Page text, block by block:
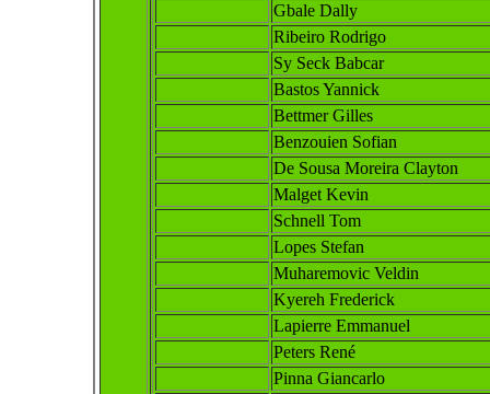
Gbale Dally
Ribeiro Rodrigo
Sy Seck Babcar
Bastos Yannick
Bettmer Gilles
Benzouien Sofian
De Sousa Moreira Clayton
Malget Kevin
Schnell Tom
Lopes Stefan
Muharemovic Veldin
Kyereh Frederick
Lapierre Emmanuel
Peters René
Pinna Giancarlo